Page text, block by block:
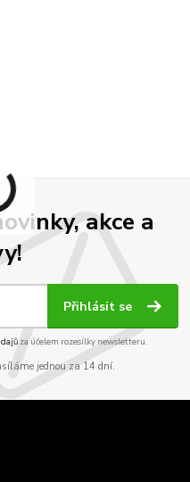
akce a
Přihlásit se
za účelem rozesílky newsletteru.
jednou za 14 dní.